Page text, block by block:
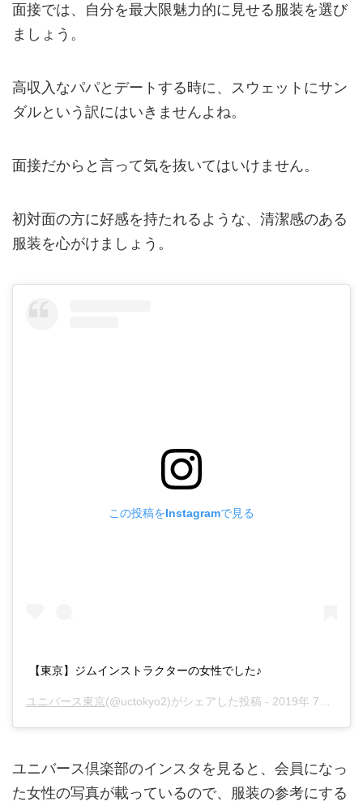
面接では、自分を最大限魅力的に見せる服装を選び
ましょう。
高収入なパパとデートする時に、スウェットにサン
ダルという訳にはいきませんよね。
面接だからと言って気を抜いてはいけません。
初対面の方に好感を持たれるような、清潔感のある
服装を心がけましょう。
この投稿をInstagramで見る
【東京】ジムインストラクターの女性でした♪
ユニバース東京(@uctokyo2)がシェアした投稿 - 2019年 7月月28日午後10時58分PDT
ユニバース倶楽部のインスタを見ると、会員になっ
た女性の写真が載っているので、服装の参考にする